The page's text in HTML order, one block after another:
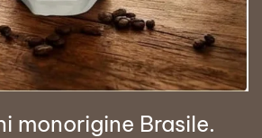
monorigine Brasile.